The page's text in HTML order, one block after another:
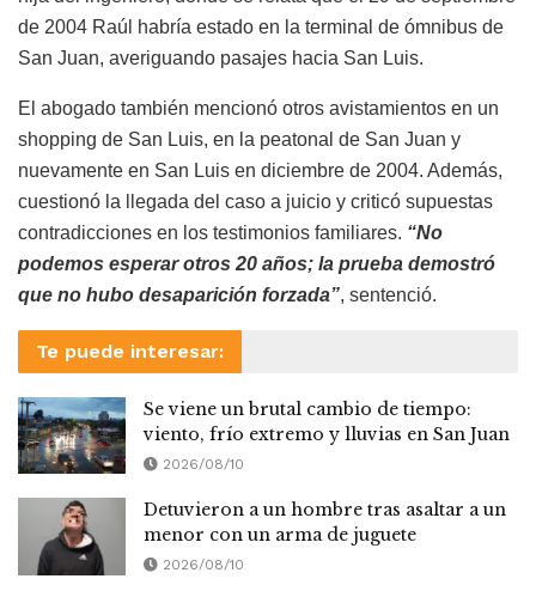
de 2004 Raúl habría estado en la terminal de ómnibus de
San Juan, averiguando pasajes hacia San Luis.
El abogado también mencionó otros avistamientos en un
shopping de San Luis, en la peatonal de San Juan y
nuevamente en San Luis en diciembre de 2004. Además,
cuestionó la llegada del caso a juicio y criticó supuestas
contradicciones en los testimonios familiares. “No
podemos esperar otros 20 años; la prueba demostró
que no hubo desaparición forzada”, sentenció.
Te puede interesar:
Se viene un brutal cambio de tiempo:
viento, frío extremo y lluvias en San Juan
2026/08/10
Detuvieron a un hombre tras asaltar a un
menor con un arma de juguete
2026/08/10